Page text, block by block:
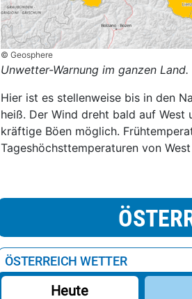
© Geosphere
Unwetter-Warnung im ganzen Land.
Hier ist es stellenweise bis in den
heiß. Der Wind dreht bald auf
kräftige Böen möglich.
Tageshöchsttemperaturen von
ÖSTERREICH WETTER
Heute